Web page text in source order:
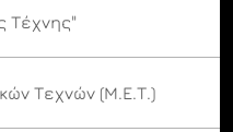
Τέχνης"
Τεχνών (Μ.Ε.Τ.)